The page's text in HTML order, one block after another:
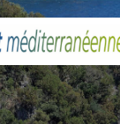
des cookies